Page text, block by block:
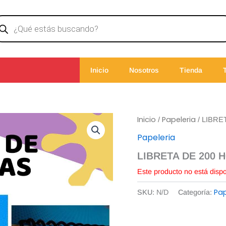
Inicio Nosotros Tienda
Inicio / Papeleria /
Papeleria
LIBRETA DE 200
Este producto no está
SKU: N/D Categoría: